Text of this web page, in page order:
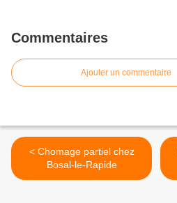
Commentaires
Ajouter un commentaire
< Chomage partiel chez
Bosal-le-Rapide